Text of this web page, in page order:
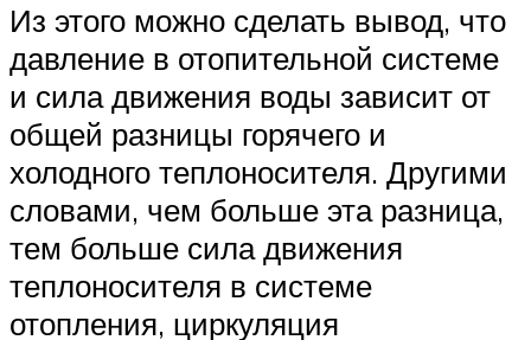
Из этого можно сделать вывод, что
давление в отопительной системе
и сила движения воды зависит от
общей разницы горячего и
холодного теплоносителя. Другими
словами, чем больше эта разница,
тем больше сила движения
теплоносителя в системе
отопления, циркуляция